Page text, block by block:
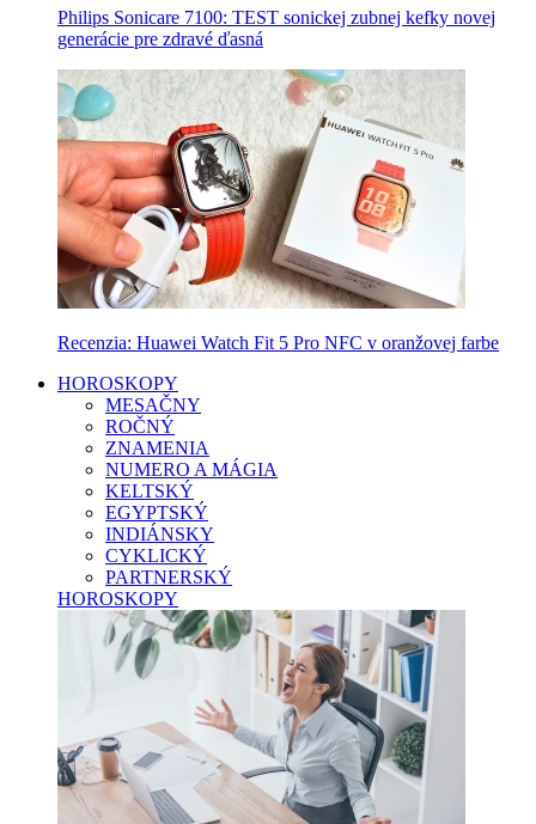
Philips Sonicare 7100: TEST sonickej zubnej kefky novej
generácie pre zdravé ďasná
Recenzia: Huawei Watch Fit 5 Pro NFC v oranžovej farbe
HOROSKOPY
MESAČNY
ROČNÝ
ZNAMENIA
NUMERO A MÁGIA
KELTSKÝ
EGYPTSKÝ
INDIÁNSKY
CYKLICKÝ
PARTNERSKÝ
HOROSKOPY